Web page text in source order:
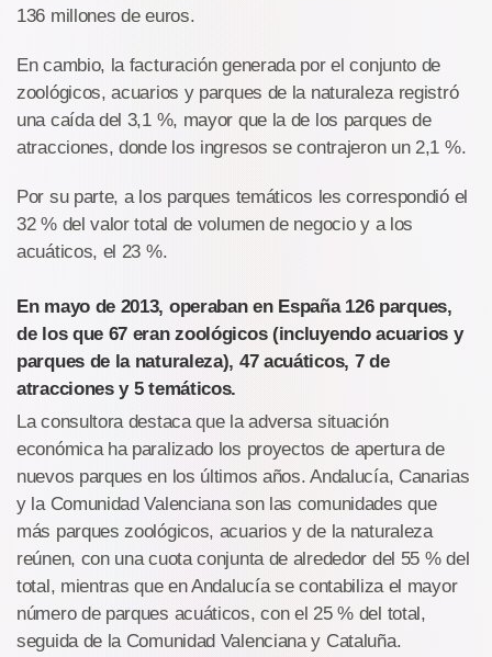
136 millones de euros.
En cambio, la facturación generada por el conjunto de
zoológicos, acuarios y parques de la naturaleza registró
una caída del 3,1 %, mayor que la de los parques de
atracciones, donde los ingresos se contrajeron un 2,1 %.
Por su parte, a los parques temáticos les correspondió el
32 % del valor total de volumen de negocio y a los
acuáticos, el 23 %.
En mayo de 2013, operaban en España 126 parques,
de los que 67 eran zoológicos (incluyendo acuarios y
parques de la naturaleza), 47 acuáticos, 7 de
atracciones y 5 temáticos.
La consultora destaca que la adversa situación
económica ha paralizado los proyectos de apertura de
nuevos parques en los últimos años. Andalucía, Canarias
y la Comunidad Valenciana son las comunidades que
más parques zoológicos, acuarios y de la naturaleza
reúnen, con una cuota conjunta de alrededor del 55 % del
total, mientras que en Andalucía se contabiliza el mayor
número de parques acuáticos, con el 25 % del total,
seguida de la Comunidad Valenciana y Cataluña.